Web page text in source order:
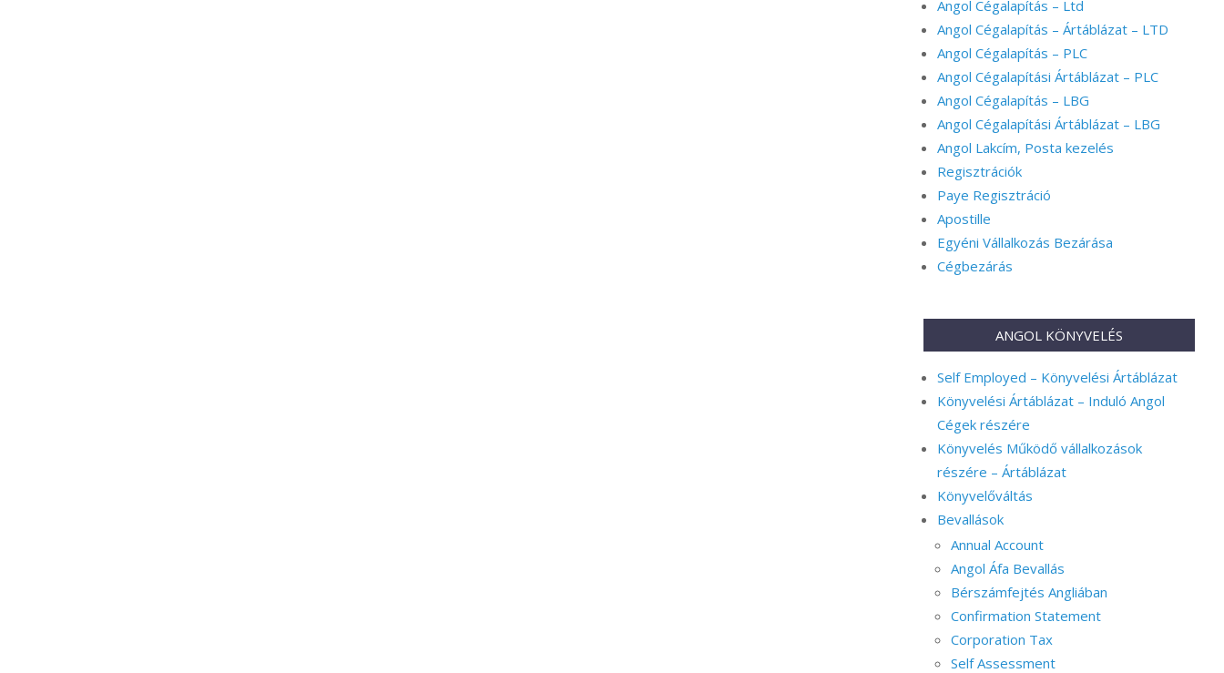
Angol Cégalapítás – Ltd
Angol Cégalapítás – Ártáblázat – LTD
Angol Cégalapítás – PLC
Angol Cégalapítási Ártáblázat – PLC
Angol Cégalapítás – LBG
Angol Cégalapítási Ártáblázat – LBG
Angol Lakcím, Posta kezelés
Regisztrációk
Paye Regisztráció
Apostille
Egyéni Vállalkozás Bezárása
Cégbezárás
ANGOL KÖNYVELÉS
Self Employed – Könyvelési Ártáblázat
Könyvelési Ártáblázat – Induló Angol
Cégek részére
Könyvelés Működő vállalkozások
részére – Ártáblázat
Könyvelőváltás
Bevallások
Annual Account
Angol Áfa Bevallás
Bérszámfejtés Angliában
Confirmation Statement
Corporation Tax
Self Assessment